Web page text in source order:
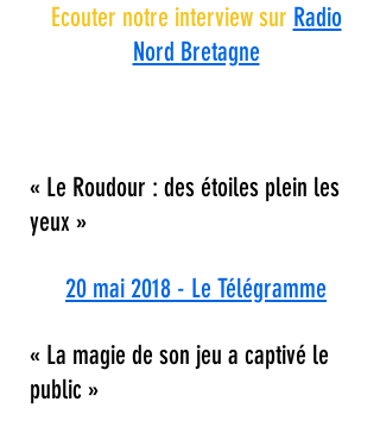
Ecouter notre interview sur Radio
Nord Bretagne
« Le Roudour : des étoiles plein les
yeux »
20 mai 2018 - Le Télégramme
« La magie de son jeu a captivé le
public »